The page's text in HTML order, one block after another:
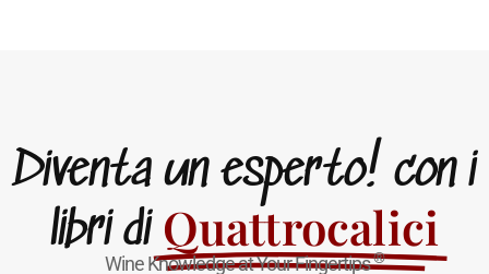
Diventa un esperto! con i
libri di Quattrocalici
Wine Knowledge at Your Fingertips®